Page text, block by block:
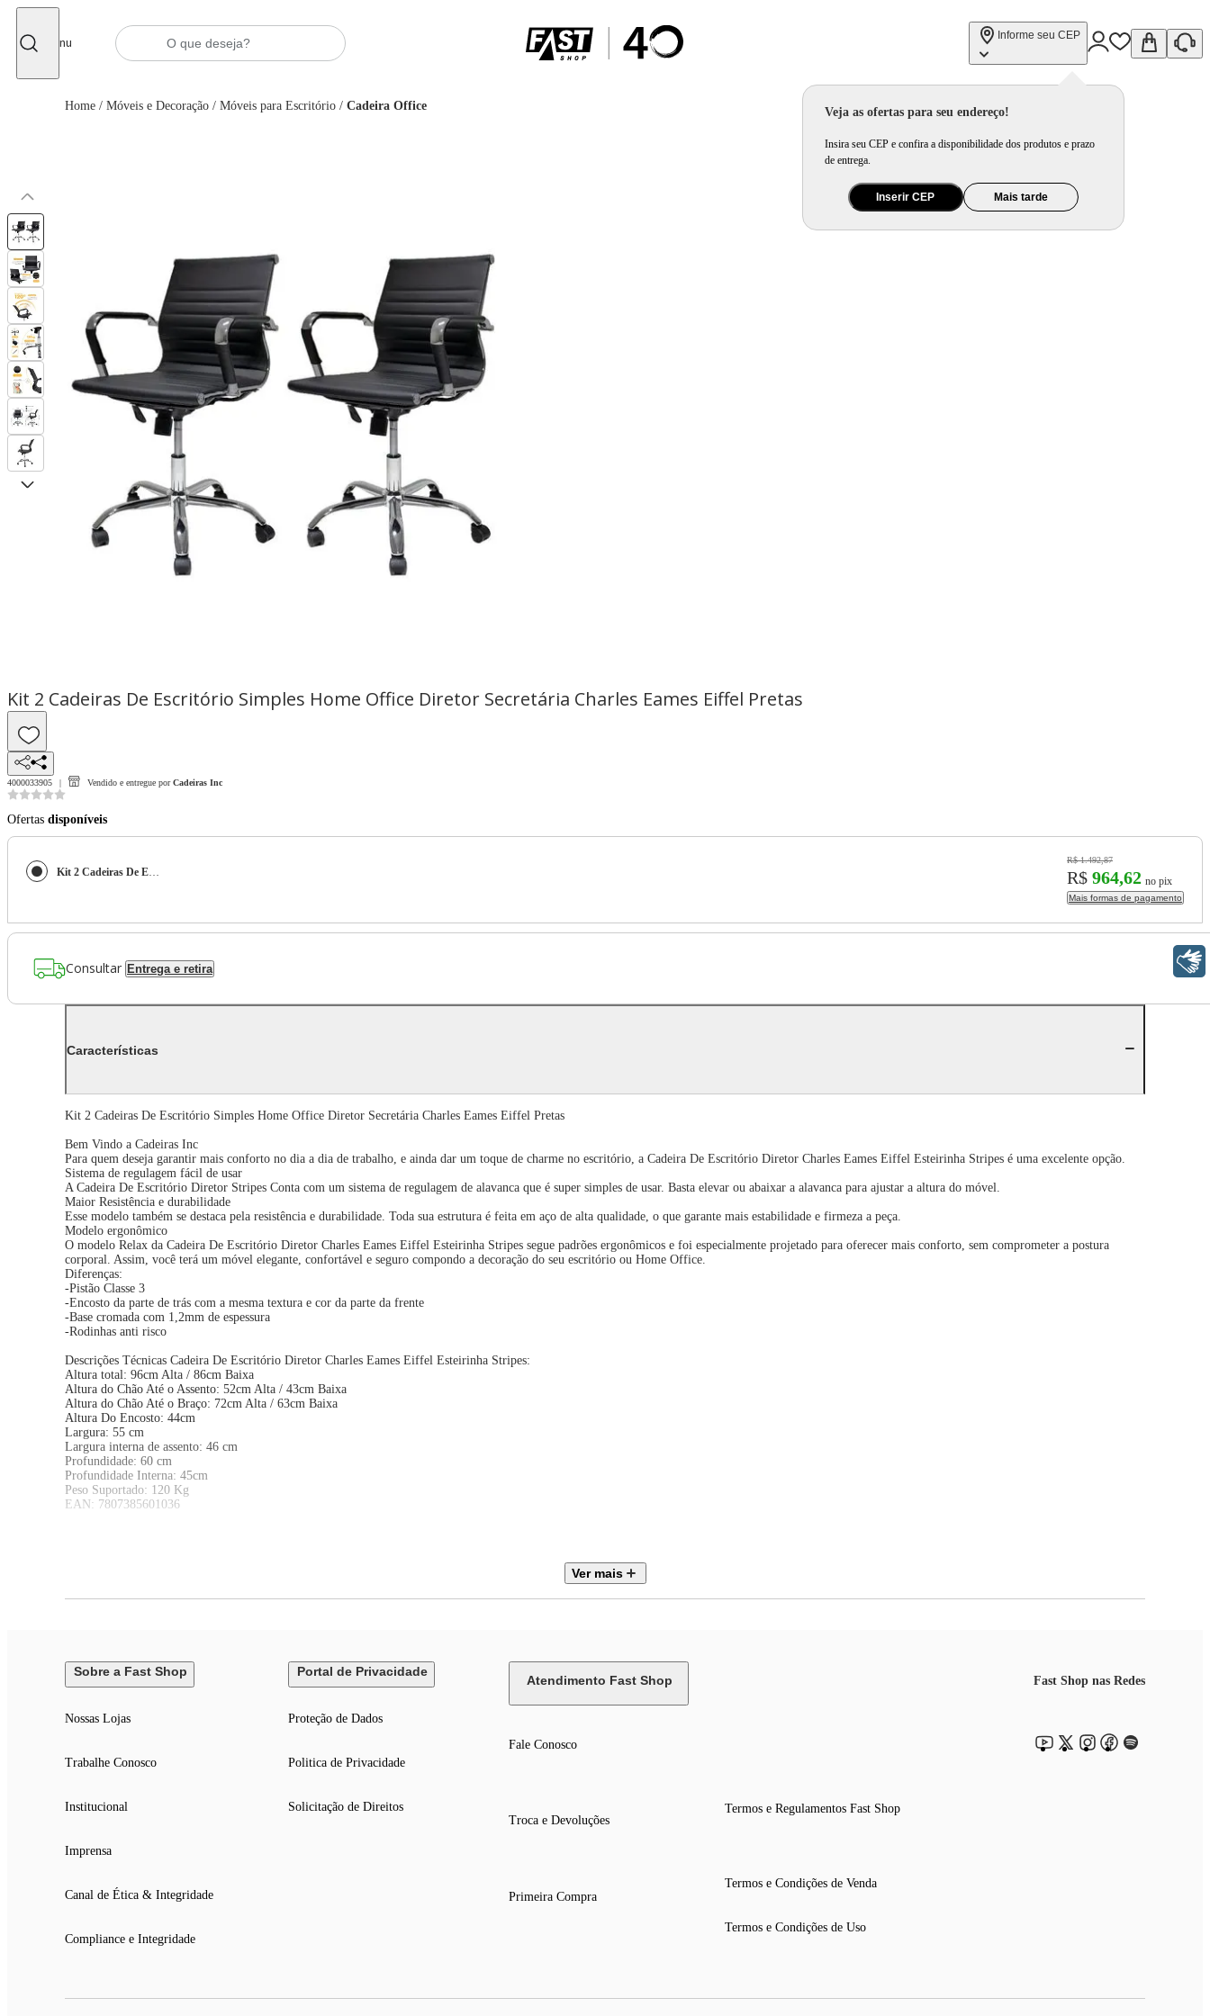
Menu
Informe seu CEP
Veja as ofertas para seu endereço!
Insira seu CEP e confira a disponibilidade dos produtos e prazo
de entrega.
Inserir CEP Mais tarde
Home / Móveis e Decoração / Móveis para Escritório / Cadeira Office
Kit 2 Cadeiras De Escritório Simples Home Office Diretor Secretária Charles Eames Eiffel Pretas
4000033905 Vendido e entregue por Cadeiras Inc
Ofertas disponíveis
Kit 2 Cadeiras De Escritório Simples Home Office Diretor Secretária Charles Eames Eiffel Pretas
R$ 1.492,87
R$ 964,62 no pix
Mais formas de pagamento
Consultar Entrega e retira
Características
Kit 2 Cadeiras De Escritório Simples Home Office Diretor Secretária Charles Eames Eiffel Pretas
Bem Vindo a Cadeiras Inc
Para quem deseja garantir mais conforto no dia a dia de trabalho, e ainda dar um toque de charme no escritório, a Cadeira De Escritório Diretor Charles Eames Eiffel Esteirinha Stripes é uma excelente opção.
Sistema de regulagem fácil de usar
A Cadeira De Escritório Diretor Stripes Conta com um sistema de regulagem de alavanca que é super simples de usar. Basta elevar ou abaixar a alavanca para ajustar a altura do móvel.
Maior Resistência e durabilidade
Esse modelo também se destaca pela resistência e durabilidade. Toda sua estrutura é feita em aço de alta qualidade, o que garante mais estabilidade e firmeza a peça.
Modelo ergonômico
O modelo Relax da Cadeira De Escritório Diretor Charles Eames Eiffel Esteirinha Stripes segue padrões ergonômicos e foi especialmente projetado para oferecer mais conforto, sem comprometer a postura
corporal. Assim, você terá um móvel elegante, confortável e seguro compondo a decoração do seu escritório ou Home Office.
Diferenças:
-Pistão Classe 3
-Encosto da parte de trás com a mesma textura e cor da parte da frente
-Base cromada com 1,2mm de espessura
-Rodinhas anti risco
Descrições Técnicas Cadeira De Escritório Diretor Charles Eames Eiffel Esteirinha Stripes:
Altura total: 96cm Alta / 86cm Baixa
Altura do Chão Até o Assento: 52cm Alta / 43cm Baixa
Altura do Chão Até o Braço: 72cm Alta / 63cm Baixa
Altura Do Encosto: 44cm
Largura: 55 cm
Largura interna de assento: 46 cm
Profundidade: 60 cm
Profundidade Interna: 45cm
Peso Suportado: 120 Kg
EAN: 7807385601036
01 Kit 2 Cadeiras De Escritório Simples Home Office Diretor Secretária Charles Eames Eiffel Pretas
Ver mais
Sobre a Fast Shop
Nossas Lojas
Trabalhe Conosco
Institucional
Imprensa
Canal de Ética & Integridade
Compliance e Integridade
Portal de Privacidade
Proteção de Dados
Politica de Privacidade
Solicitação de Direitos
Atendimento Fast Shop
Fale Conosco
Troca e Devoluções
Primeira Compra
Termos e Regulamentos Fast Shop
Termos e Condições de Venda
Termos e Condições de Uso
Fast Shop nas Redes